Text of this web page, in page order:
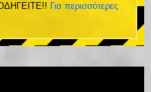
Για περισσότερες